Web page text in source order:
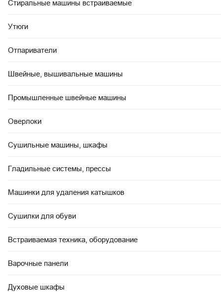
Стиральные машины встраиваемые
Утюги
Отпариватели
Швейные, вышивальные машины
Промышленные швейные машины
Оверлоки
Сушильные машины, шкафы
Гладильные системы, прессы
Машинки для удаления катышков
Сушилки для обуви
Встраиваемая техника, оборудование
Варочные панели
Духовые шкафы